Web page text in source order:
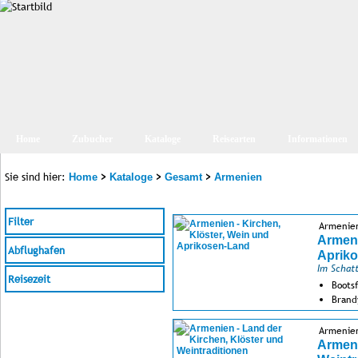
Sie sind hier: Home > Kataloge > Gesamt> Armenien
Filter
Abflughafen
Reisezeit
Im